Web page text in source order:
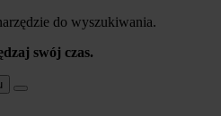
do wyszukiwania.
swój czas.